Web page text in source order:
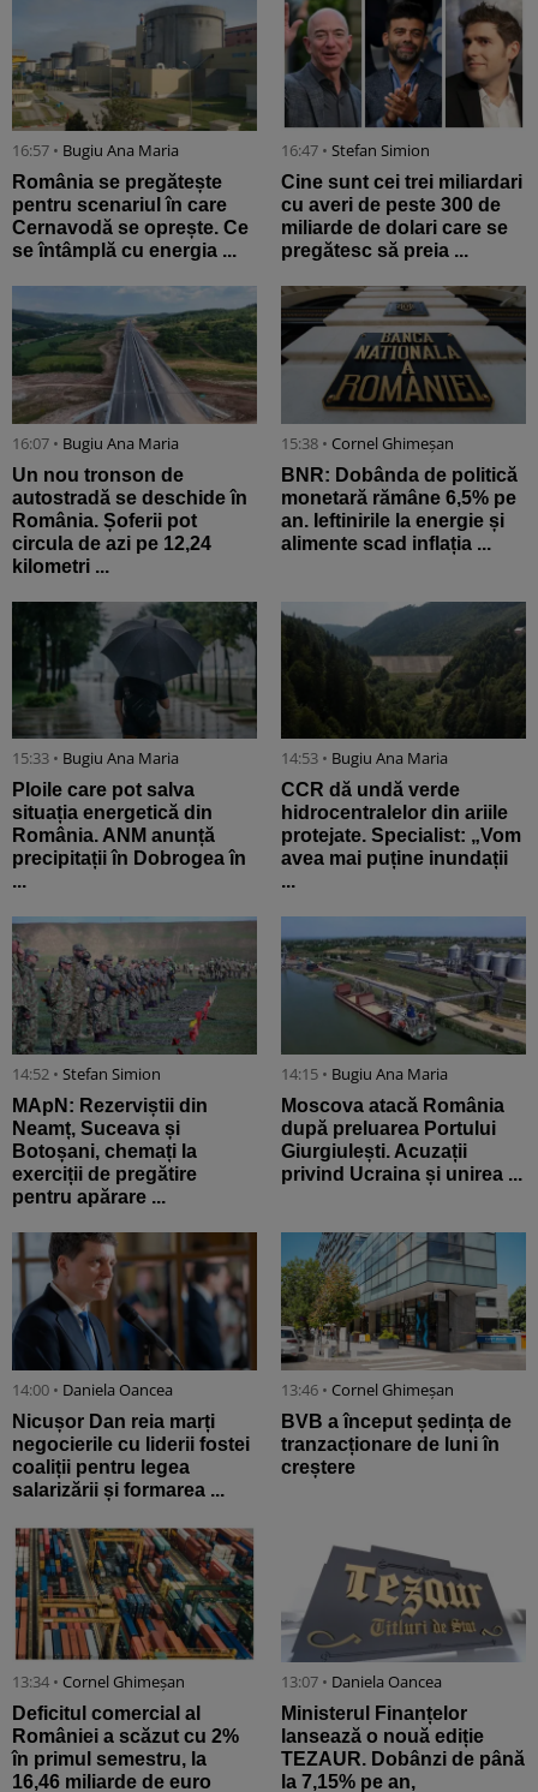
16:57 • Bugiu ⁠Ana Maria
România se pregătește
pentru scenariul în care
Cernavodă se oprește. Ce
se întâmplă cu energia ...
16:47 • Stefan Simion
Cine sunt cei trei miliardari
cu averi de peste 300 de
miliarde de dolari care se
pregătesc să preia ...
16:07 • Bugiu ⁠Ana Maria
Un nou tronson de
autostradă se deschide în
România. Șoferii pot
circula de azi pe 12,24
kilometri ...
15:38 • Cornel Ghimeșan
BNR: Dobânda de politică
monetară rămâne 6,5% pe
an. Ieftinirile la energie și
alimente scad inflația ...
15:33 • Bugiu ⁠Ana Maria
Ploile care pot salva
situația energetică din
România. ANM anunță
precipitații în Dobrogea în
...
14:53 • Bugiu ⁠Ana Maria
CCR dă undă verde
hidrocentralelor din ariile
protejate. Specialist: „Vom
avea mai puține inundații
...
14:52 • Stefan Simion
MApN: Rezerviștii din
Neamț, Suceava și
Botoșani, chemați la
exerciții de pregătire
pentru apărare ...
14:15 • Bugiu ⁠Ana Maria
Moscova atacă România
după preluarea Portului
Giurgiulești. Acuzații
privind Ucraina și unirea ...
14:00 • Daniela Oancea
Nicușor Dan reia marți
negocierile cu liderii fostei
coaliții pentru legea
salarizării și formarea ...
13:46 • Cornel Ghimeșan
BVB a început ședința de
tranzacționare de luni în
creștere
13:34 • Cornel Ghimeșan
Deficitul comercial al
României a scăzut cu 2%
în primul semestru, la
16,46 miliarde de euro
13:07 • Daniela Oancea
Ministerul Finanțelor
lansează o nouă ediție
TEZAUR. Dobânzi de până
la 7,15% pe an,